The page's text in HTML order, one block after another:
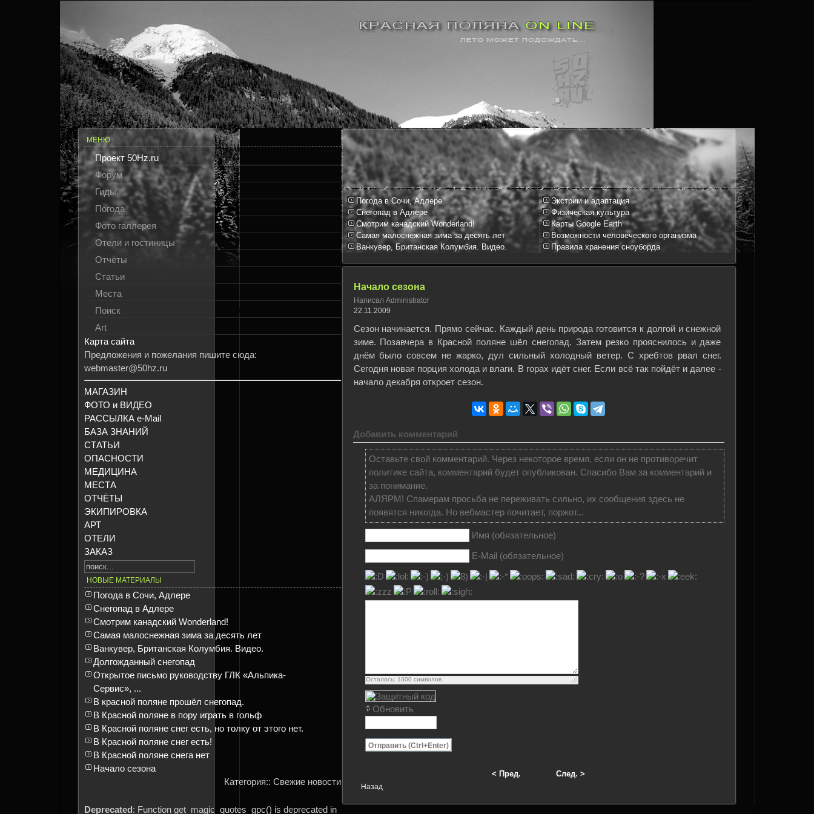
МЕНЮ
Проект 50Hz.ru
Форум
Гиды
Погода
Фото галлерея
Отели и гостиницы
Отчёты
Статьи
Места
Поиск
Art
Карта сайта
Предложения и пожелания пишите сюда:
webmaster@50hz.ru
МАГАЗИН
ФОТО и ВИДЕО
РАССЫЛКА e-Mail
БАЗА ЗНАНИЙ
СТАТЬИ
ОПАСНОСТИ
МЕДИЦИНА
МЕСТА
ОТЧЁТЫ
ЭКИПИРОВКА
АРТ
ОТЕЛИ
ЗАКАЗ
НОВЫЕ МАТЕРИАЛЫ
Погода в Сочи, Адлере
Снегопад в Адлере
Смотрим канадский Wonderland!
Самая малоснежная зима за десять лет
Ванкувер, Британская Колумбия. Видео.
Долгожданный снегопад
Открытое письмо руководству ГЛК «Альпика-
Сервис», ...
В красной поляне прошёл снегопад.
В Красной поляне в пору играть в гольф
В Красной поляне снег есть, но толку от этого нет.
В Красной поляне снег есть!
В Красной поляне снега нет
Начало сезона
Категория:: Свежие новости
Deprecated: Function get_magic_quotes_gpc() is deprecated in
Погода в Сочи, Адлере
Снегопад в Адлере
Смотрим канадский Wonderland!
Самая малоснежная зима за десять лет
Ванкувер, Британская Колумбия. Видео.
Экстрим и адаптация
Физическая культура
Карты Google Earth
Возможности человеческого организма
Правила хранения сноуборда
Начало сезона
Написал Administrator
22.11.2009
Сезон начинается. Прямо сейчас. Каждый день природа готовится к долгой и снежной
зиме. Позавчера в Красной поляне шёл снегопад. Затем резко прояснилось и даже
днём было совсем не жарко, дул сильный холодный ветер. С хребтов рвал снег.
Сегодня новая порция холода и влаги. В горах идёт снег. Если всё так пойдёт и далее -
начало декабря откроет сезон.
Добавить комментарий
Оставьте свой комментарий. Через некоторое время, если он не противоречит
политике сайта, комментарий будет опубликован. Спасибо Вам за комментарий и
за понимание.
АЛЯРМ! Спамерам просьба не переживать сильно, их сообщения здесь не
появятся никогда. Но вебмастер почитает, поржот...
Имя (обязательное)
E-Mail (обязательное)
Осталось: 1000 символов
Обновить
Отправить (Ctrl+Enter)
< Пред. След. >
Назад